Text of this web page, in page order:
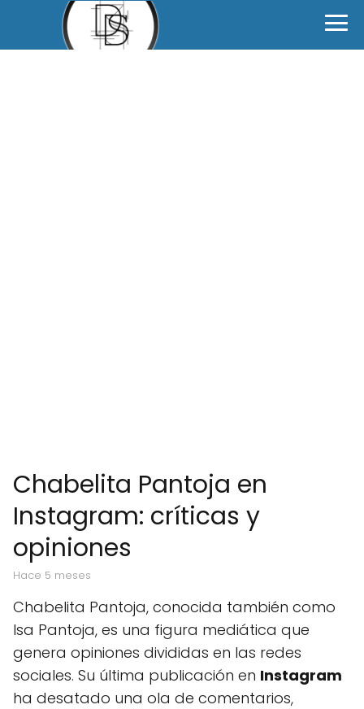
Chabelita Pantoja en
Instagram: críticas y
opiniones
hace 5 meses
Chabelita Pantoja, conocida también como
Isa Pantoja, es una figura mediática que
genera opiniones divididas en las redes
sociales. Su última publicación en Instagram
ha desatado una ola de comentarios,